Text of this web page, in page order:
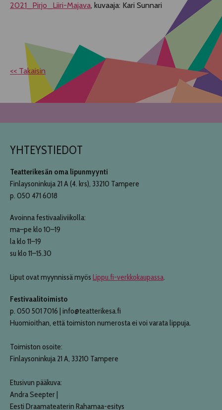
2021_Pirjo_Liiri-Majava, kuvaaja: Kari Sunnari
<< Takaisin
YHTEYSTIEDOT
Teatterikesän oma lipunmyynti
Finlaysoninkuja 21 A (4. krs), 33210 Tampere
p. 050 471 6018
Avoinna festivaaliviikolla:
ma–pe klo 10–19
la klo 11–19
su klo 11–15.30
Liput ovat myynnissä myös Lippu.fi-verkkokaupassa.
Festivaalitoimisto
p. 050 501 7016 | info@teatterikesa.fi
Huomioithan, että toimiston numerosta ei voi varata lippuja.
Toimiston osoite:
Finlaysoninkuja 21 A, 33210 Tampere
Etusivun pääkuva:
Andra Seepter |
Eesti Draamateaterin Rahamaa-esitys